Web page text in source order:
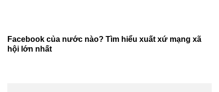
Facebook của nước nào? Tìm hiểu xuất xứ mạng xã
hội lớn nhất